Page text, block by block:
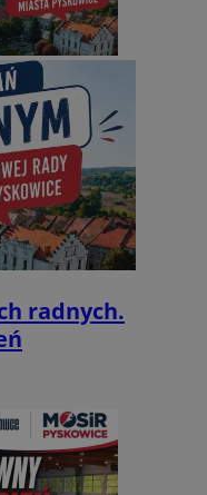
radnych.